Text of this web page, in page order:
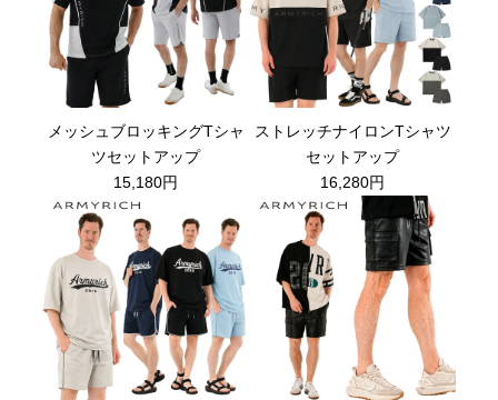
メッシュブロッキングTシャ
ツセットアップ
15,180円
ストレッチナイロンTシャツ
セットアップ
16,280円